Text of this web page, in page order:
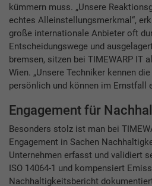
kümmern muss. „Unsere
echtes Alleinstellungsmerkmal“,
große internationale Anbieter oft
Entscheidungswege und
bremsen, sitzen bei TIMEWARP IT
Wien. „Unsere Techniker kennen
persönlich und können im Ernstfall
Engagement für
Besonders stolz ist man bei
Engagement in Sachen
Unternehmen erfasst und validiert
ISO 14064-1 und kompensiert
Nachhaltigkeitsbericht